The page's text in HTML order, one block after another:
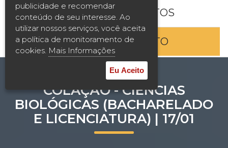
Vestibular
2ª Graduação
Transferência
Reingresso
Prouni
BOLSAS E DESCONTOS
ENTRE EM CONTATO
COLAÇÃO - CIÊNCIAS
BIOLÓGICAS (BACHARELADO
E LICENCIATURA) | 17/01
publicidade e recomendar
conteúdo de seu interesse. Ao
utilizar nossos serviços, você aceita
a política de monitoramento de
cookies. Mais Informações
Eu Aceito